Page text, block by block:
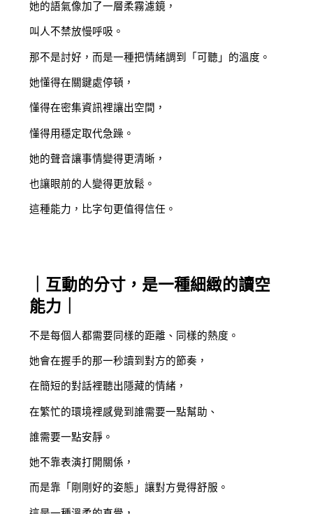
她的語氣像加了一層柔霧濾鏡，
叫人不禁放慢呼吸。
那不是討好，而是一種把情緒調到「可聽」的溫度。
她懂得在關鍵處停頓，
懂得在密集資訊裡讓出空間，
懂得用穩定取代急躁。
她的聲音讓事情變得更清晰，
也讓眼前的人變得更放鬆。
這種能力，比字句更值得信任。
｜互動的分寸，是一種細緻的讀空
能力｜
不是每個人都需要同樣的距離、同樣的熱度。
她會在握手的那一秒讀到對方的節奏，
在簡短的對話裡聽出隱藏的情緒，
在繁忙的環境裡感覺到誰需要一點幫助、
誰需要一點安靜。
她不靠表演打開關係，
而是靠「剛剛好的姿態」讓對方覺得舒服。